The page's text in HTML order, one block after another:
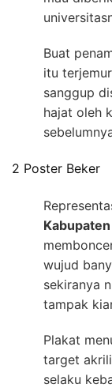
Buat
itu
sanggup
hajat oleh
2 Poster Beker
wujud
sekiranya
tampak
Plakat
target
selaku